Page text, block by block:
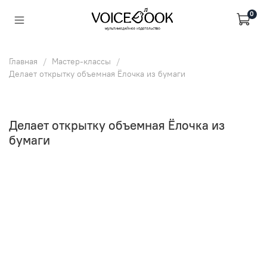
0
Главная
Мастер-классы
Делает открытку объемная Ёлочка из бумаги
Делает открытку объемная Ёлочка из
бумаги